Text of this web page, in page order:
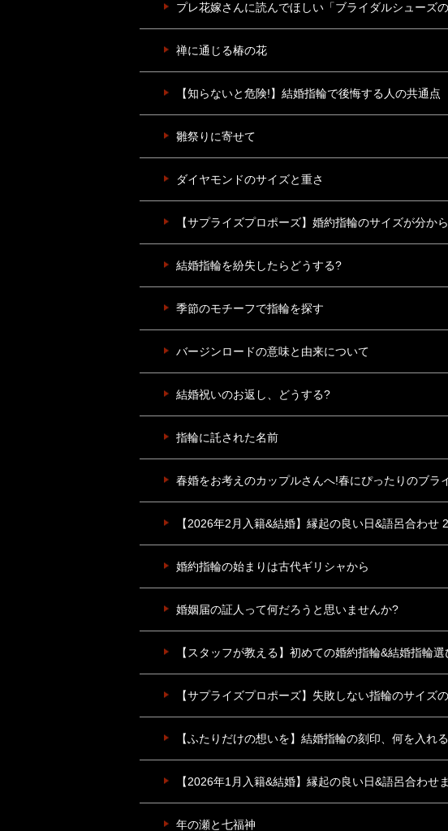
プレ花嫁さんに読んでほしい「ブライダルシューズ
禅に通じる椿の花
【知らないと危険!】結婚指輪で後悔する人の共通点
雛祭りに寄せて
ダイヤモンドのサイズと重さ
【サプライズプロポーズ】婚約指輪のサイズが分か
結婚指輪を紛失したらどうする?
季節のモチーフで指輪を探す
バージンロードの意味と由来について
結婚祝いのお返し、どうする?
指輪に託された名前
春婚をお考えのカップルさんへ!春にぴったりのブラ
【2026年2月入籍&結婚】縁起の良い日&語呂合わ
婚約指輪の始まりは古代ギリシャから
婚姻届の証人って何だろうと思いませんか?
【スタッフが教える】初めての婚約指輪&結婚指輪
【サプライズプロポーズ】失敗しない指輪のサイズ
【ふたりだけの想いを】結婚指輪の刻印、何を入れ
【2026年1月入籍&結婚】縁起の良い日&語呂合わせ
年の瀬と七福神